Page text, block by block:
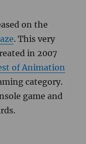
on the
. This very
in 2007
of Animation
category.
game and